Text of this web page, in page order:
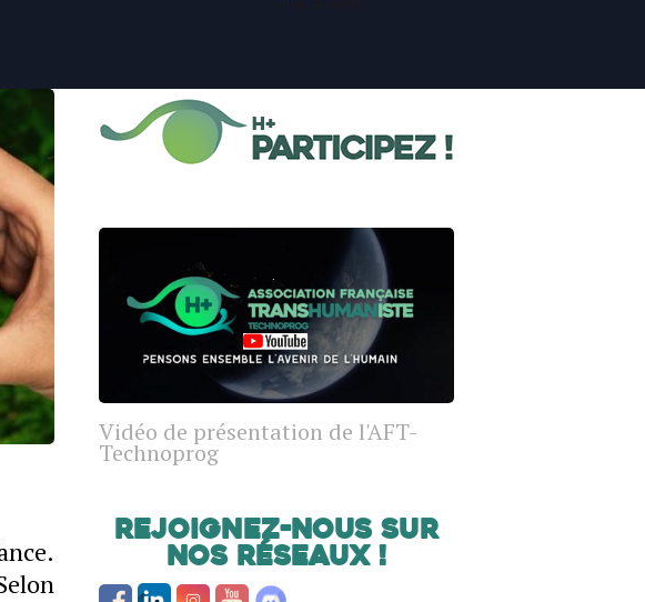
Vidéo de présentation de l'AFT-
Technoprog
Rejoignez-nous sur
nos réseaux !